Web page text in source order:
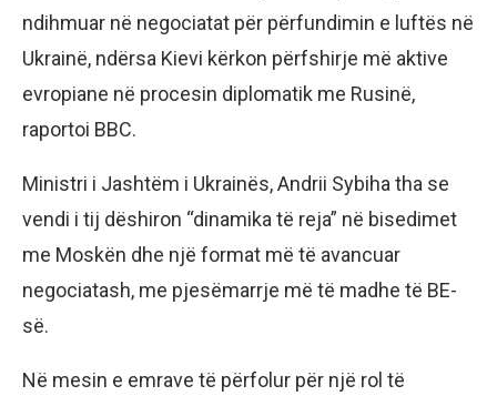
ndihmuar në negociatat për përfundimin e luftës në
Ukrainë, ndërsa Kievi kërkon përfshirje më aktive
evropiane në procesin diplomatik me Rusinë,
raportoi BBC.
Ministri i Jashtëm i Ukrainës, Andrii Sybiha tha se
vendi i tij dëshiron “dinamika të reja” në bisedimet
me Moskën dhe një format më të avancuar
negociatash, me pjesëmarrje më të madhe të BE-
së.
Në mesin e emrave të përfolur për një rol të